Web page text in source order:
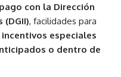
con la Dirección
, facilidades para
incentivos especiales
o dentro de